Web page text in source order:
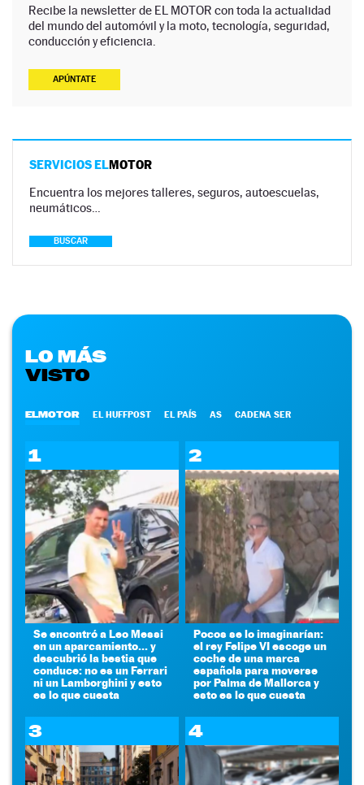
Recibe la newsletter de EL MOTOR con toda la actualidad
del mundo del automóvil y la moto, tecnología, seguridad,
conducción y eficiencia.
APÚNTATE
SERVICIOS ELMOTOR
Encuentra los mejores talleres, seguros, autoescuelas,
neumáticos…
BUSCAR
LO MÁS
VISTO
ELMOTOR EL HUFFPOST EL PAÍS AS CADENA SER
1
Se encontró a Leo Messi
en un aparcamiento... y
descubrió la bestia que
conduce: no es un Ferrari
ni un Lamborghini y esto
es lo que cuesta
2
Pocos se lo imaginarían:
el rey Felipe VI escoge un
coche de una marca
española para moverse
por Palma de Mallorca y
esto es lo que cuesta
3 4